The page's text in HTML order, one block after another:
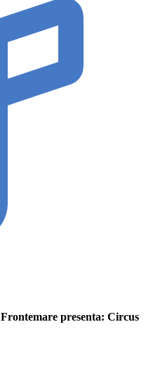
Frontemare presenta: Circus